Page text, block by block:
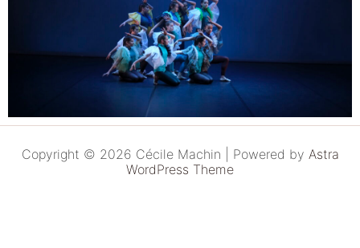
Copyright © 2026 Cécile Machin | Powered by Astra
WordPress Theme